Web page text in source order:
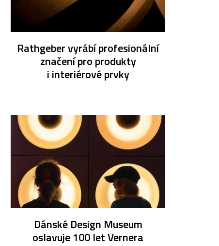
Rathgeber vyrábí profesionální
značení pro produkty
i interiérové prvky
Dánské Design Museum
oslavuje 100 let Vernera